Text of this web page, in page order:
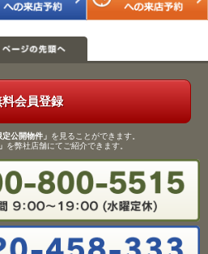
料会員登録
定公開物件」 を見ることができます。
を弊社店舗にてご紹介できます。